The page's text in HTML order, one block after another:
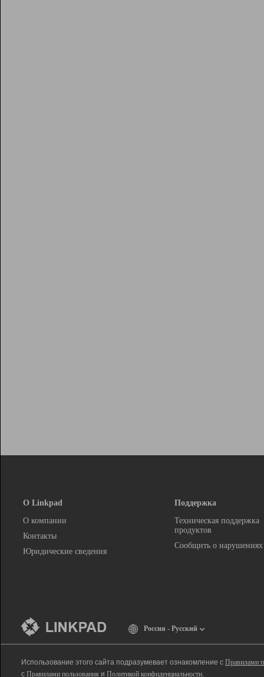
О Linkpad
О компании
Контакты
Юридические сведения
Поддержка
Техническая поддержка
продуктов
Сообщить о нарушениях
Россия - Русский
Использование этого сайта подразумевает ознакомление с Правилами
с Правилами пользования и Политикой конфиденциальности.